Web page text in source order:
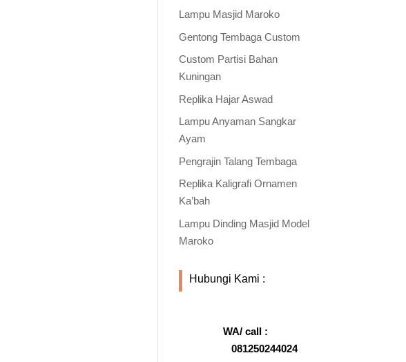
Lampu Masjid Maroko
Gentong Tembaga Custom
Custom Partisi Bahan
Kuningan
Replika Hajar Aswad
Lampu Anyaman Sangkar
Ayam
Pengrajin Talang Tembaga
Replika Kaligrafi Ornamen
Ka’bah
Lampu Dinding Masjid Model
Maroko
Hubungi Kami :
WA/ call :
081250244024